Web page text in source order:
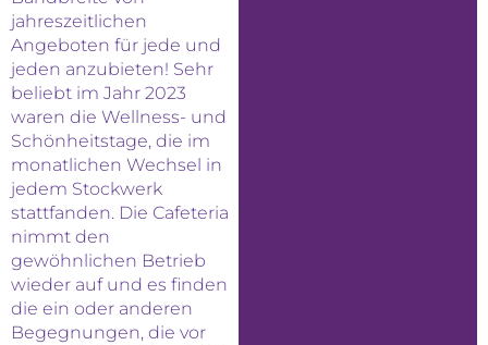
jahreszeitlichen
Angeboten für jede und
jeden anzubieten! Sehr
beliebt im Jahr 2023
waren die Wellness- und
Schönheitstage, die im
monatlichen Wechsel in
jedem Stockwerk
stattfanden. Die Cafeteria
nimmt den
gewöhnlichen Betrieb
wieder auf und es finden
die ein oder anderen
Begegnungen, die vor